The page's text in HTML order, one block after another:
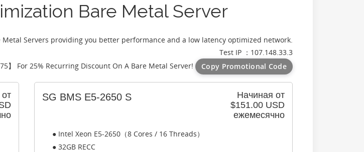
Bare Metal Server
Servers providing you better performance and a low latency optimized network.
Test IP ：107.148.33.3
】 For 25% Recurring Discount On A Bare Metal Server! Copy Promotional Code
Начиная от
$151.00 USD
ежемесячно
SG BMS E5-2650 S
● Intel Xeon E5-2650（8 Cores / 16 Threads）
● 32GB RECC